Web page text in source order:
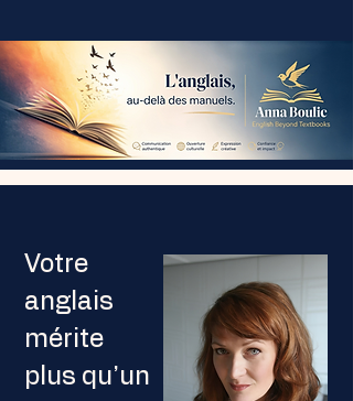
Votre
anglais
mérite
plus qu’un